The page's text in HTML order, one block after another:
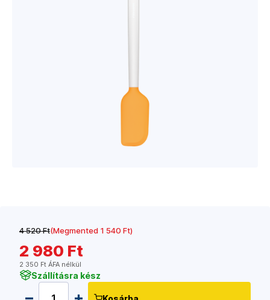
4 520 Ft(Megmented 1 540 Ft)
2 980 Ft
2 350 Ft ÁFA nélkül
Szállításra kész